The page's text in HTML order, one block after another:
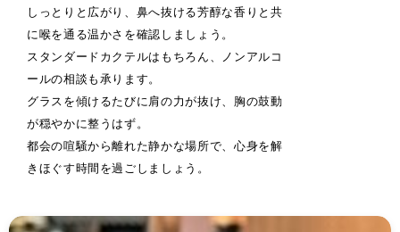
しっとりと広がり、鼻へ抜ける芳醇な香りと共
に喉を通る温かさを確認しましょう。
スタンダードカクテルはもちろん、ノンアルコ
ールの相談も承ります。
グラスを傾けるたびに肩の力が抜け、胸の鼓動
が穏やかに整うはず。
都会の喧騒から離れた静かな場所で、心身を解
きほぐす時間を過ごしましょう。